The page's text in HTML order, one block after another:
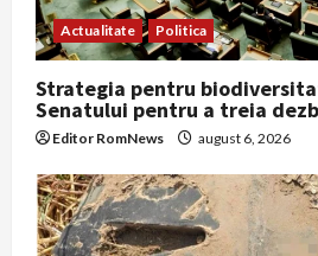
Actualitate Politica
Strategia pentru
Senatului pentru a treia
Editor RomNews august 6, 2026